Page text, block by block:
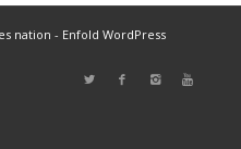
nation - Enfold WordPress